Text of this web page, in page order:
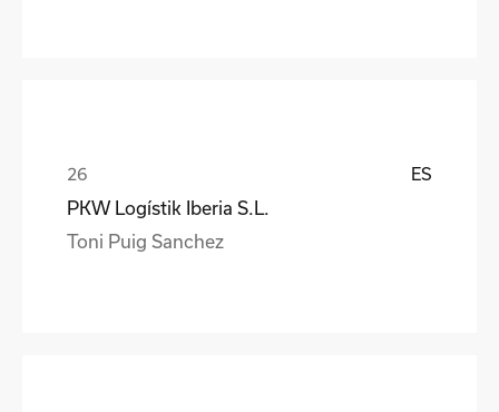
ES
PKW Logístik Iberia S.L.
Toni Puig Sanchez